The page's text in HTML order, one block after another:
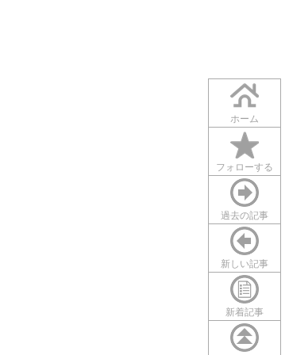
ホーム
フォローする
過去の記事
新しい記事
新着記事